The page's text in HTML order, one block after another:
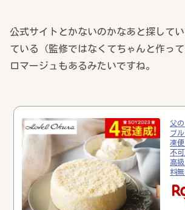
公式サイトとかないのかなあと探して
ている（監修ではなくてちゃんと作っ
ロマージュもあるみたいですね。
父
ブ
凍
不
高
料